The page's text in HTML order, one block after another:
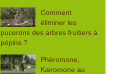
Comment
éliminer les
pucerons des arbres fruitiers à
pépins ?
Phéromone,
Kairomone au